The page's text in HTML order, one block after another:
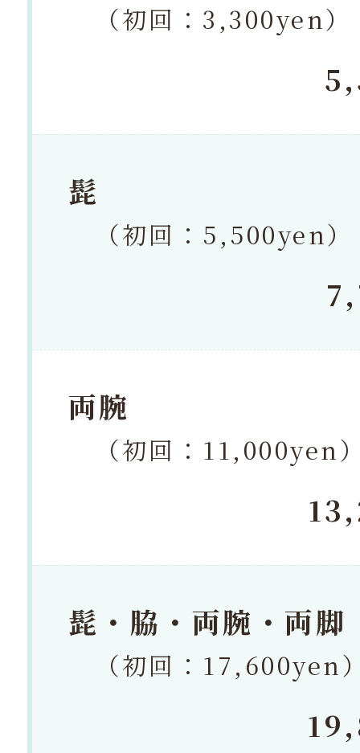
（初回：3,300yen）
髭
（初回：5,500yen）
両腕
（初回：11,000yen
髭・脇・両腕・両脚
（初回：17,600yen